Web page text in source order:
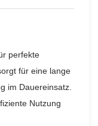
perfekte
für eine lange
im Dauereinsatz.
Nutzung